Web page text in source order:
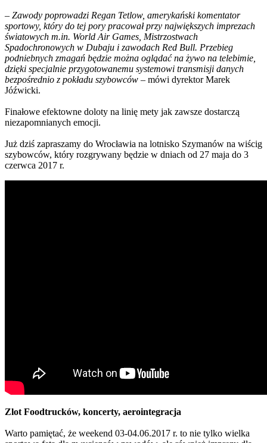
– Zawody poprowadzi Regan Tetlow, amerykański komentator
sportowy, który do tej pory pracował przy największych imprezach
światowych m.in. World Air Games, Mistrzostwach
Spadochronowych w Dubaju i zawodach Red Bull. Przebieg
podniebnych zmagań będzie można oglądać na żywo na telebimie,
dzięki specjalnie przygotowanemu systemowi transmisji danych
bezpośrednio z pokładu szybowców – mówi dyrektor Marek
Jóźwicki.
Finałowe efektowne doloty na linię mety jak zawsze dostarczą
niezapomnianych emocji.
Już dziś zapraszamy do Wrocławia na lotnisko Szymanów na wiścig
szybowców, który rozgrywany będzie w dniach od 27 maja do 3
czerwca 2017 r.
Zlot Foodtrucków, koncerty, aerointegracja
Warto pamiętać, że weekend 03-04.06.2017 r. to nie tylko wielka